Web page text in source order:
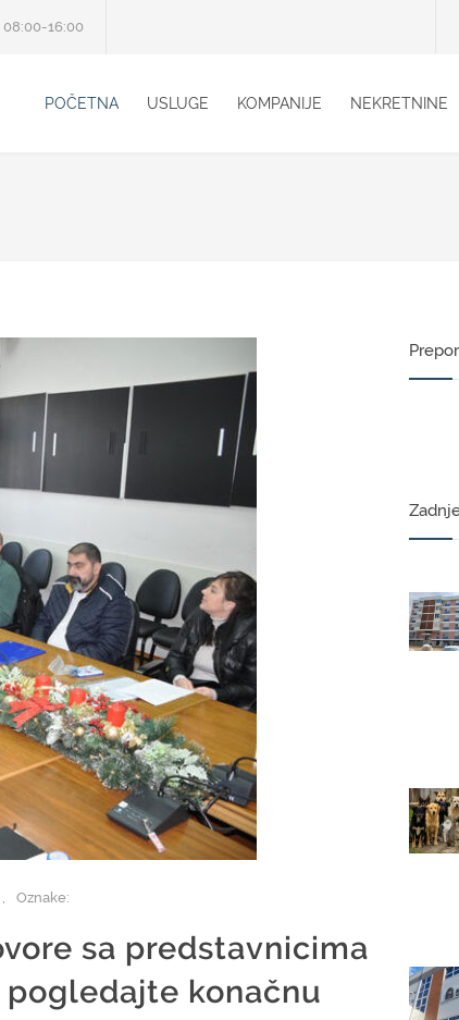
16:00
POČETNA USLUGE KOMPANIJE NEKRETNINE
, Oznake:
sa predstavnicima
konačnu